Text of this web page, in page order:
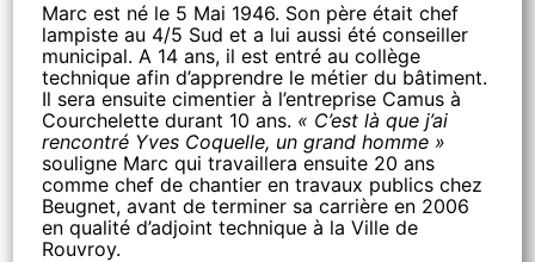
Marc est né le 5 Mai 1946. Son père était chef
lampiste au 4/5 Sud et a lui aussi été conseiller
municipal. A 14 ans, il est entré au collège
technique afin d’apprendre le métier du bâtiment.
Il sera ensuite cimentier à l’entreprise Camus à
Courchelette durant 10 ans. « C’est là que j’ai
rencontré Yves Coquelle, un grand homme »
souligne Marc qui travaillera ensuite 20 ans
comme chef de chantier en travaux publics chez
Beugnet, avant de terminer sa carrière en 2006
en qualité d’adjoint technique à la Ville de
Rouvroy.